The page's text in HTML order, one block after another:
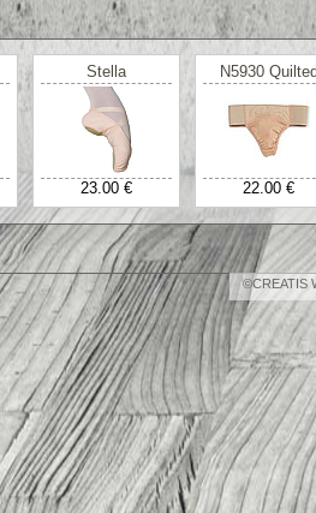
Stella
23.00 €
N5930 Quilted
22.00 €
©CREATIS